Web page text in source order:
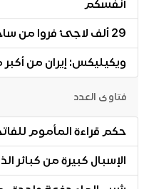
أنفسكم
29 ألف لاجئ فروا من ساحل العاج إلى ليبيريا
ويكيليكس: إيران من
فتاوى العدد
حكم قراءة المأموم
الإسبال كبيرة من كبائر